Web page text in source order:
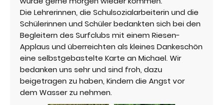
Die Lehrerinnen, die Schulsozialarbeiterin und die
Schülerinnen und Schüler bedankten sich bei den
Begleitern des Surfclubs mit einem Riesen-
Applaus und überreichten als kleines Dankeschön
eine selbstgebastelte Karte an Michael. Wir
bedanken uns sehr und sind froh, dazu
beigetragen zu haben, Kindern die Angst vor
dem Wasser zu nehmen.